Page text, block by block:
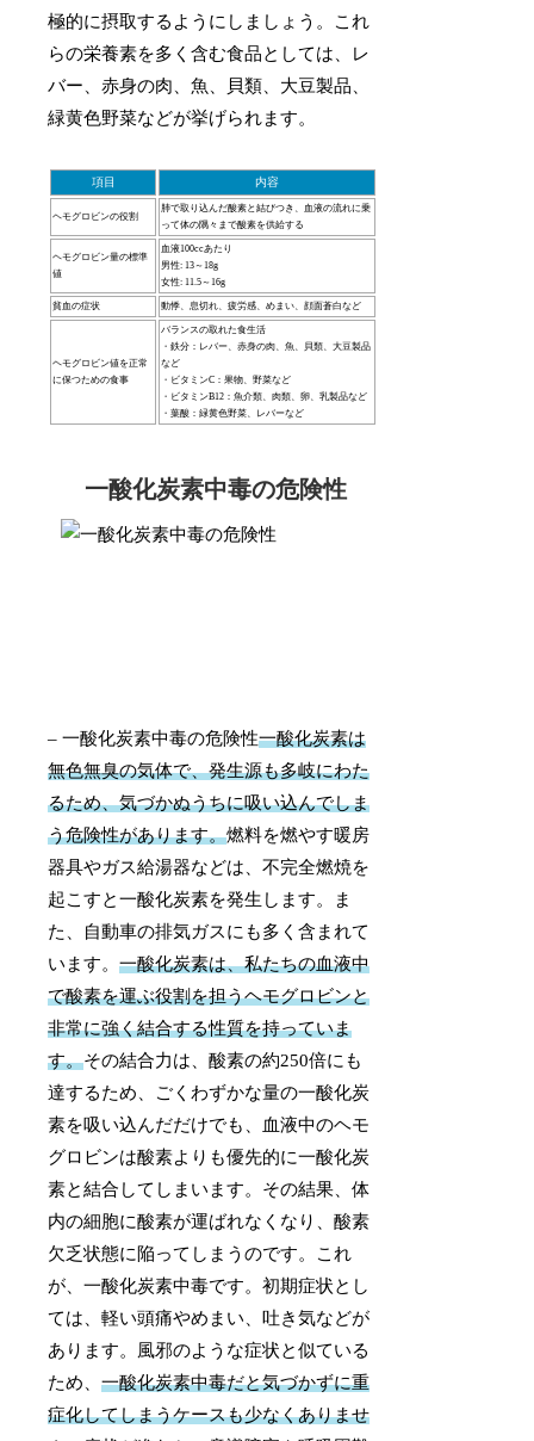
極的に摂取するようにしましょう。これ
らの栄養素を多く含む食品としては、レ
バー、赤身の肉、魚、貝類、大豆製品、
緑黄色野菜などが挙げられます。
項目 内容
ヘモグロビンの役割
肺で取り込んだ酸素と結びつき、血液の流れに乗
って体の隅々まで酸素を供給する
ヘモグロビン量の標準
値
血液100ccあたり
男性: 13～18g
女性: 11.5～16g
貧血の症状 動悸、息切れ、疲労感、めまい、顔面蒼白など
ヘモグロビン値を正常
に保つための食事
バランスの取れた食生活
・鉄分：レバー、赤身の肉、魚、貝類、大豆製品
など
・ビタミンC：果物、野菜など
・ビタミンB12：魚介類、肉類、卵、乳製品など
・葉酸：緑黄色野菜、レバーなど
一酸化炭素中毒の危険性
– 一酸化炭素中毒の危険性一酸化炭素は
無色無臭の気体で、発生源も多岐にわた
るため、気づかぬうちに吸い込んでしま
う危険性があります。燃料を燃やす暖房
器具やガス給湯器などは、不完全燃焼を
起こすと一酸化炭素を発生します。ま
た、自動車の排気ガスにも多く含まれて
います。一酸化炭素は、私たちの血液中
で酸素を運ぶ役割を担うヘモグロビンと
非常に強く結合する性質を持っていま
す。その結合力は、酸素の約250倍にも
達するため、ごくわずかな量の一酸化炭
素を吸い込んだだけでも、血液中のヘモ
グロビンは酸素よりも優先的に一酸化炭
素と結合してしまいます。その結果、体
内の細胞に酸素が運ばれなくなり、酸素
欠乏状態に陥ってしまうのです。これ
が、一酸化炭素中毒です。初期症状とし
ては、軽い頭痛やめまい、吐き気などが
あります。風邪のような症状と似ている
ため、一酸化炭素中毒だと気づかずに重
症化してしまうケースも少なくありませ